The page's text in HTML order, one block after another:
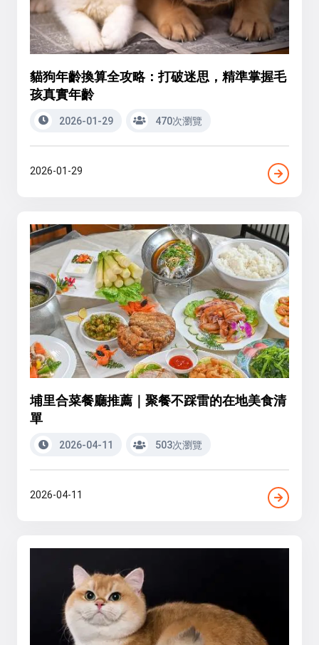
貓狗年齡換算全攻略：打破迷思，精準掌握毛
孩真實年齡
2026-01-29 470次瀏覽
2026-01-29
埔里合菜餐廳推薦｜聚餐不踩雷的在地美食清
單
2026-04-11 503次瀏覽
2026-04-11